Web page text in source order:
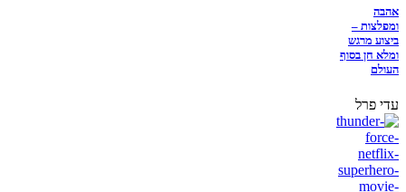
אהבה
ומפלצות –
ביצוע מרגש
ומלא חן בסוף
העולם
עדי פרל